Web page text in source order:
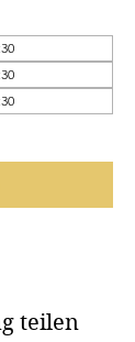
teilen